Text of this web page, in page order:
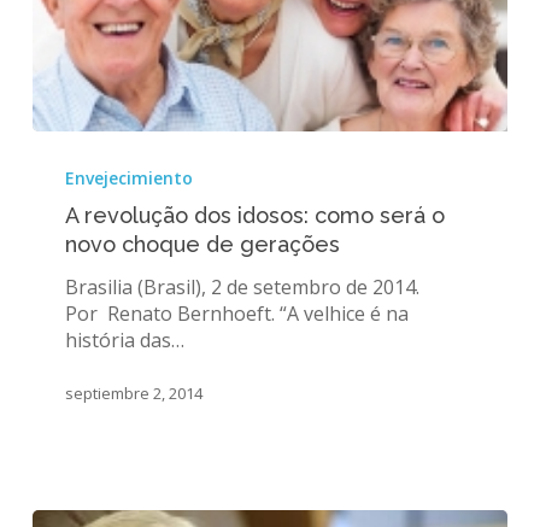
revolução
idosos:
como
será
novo
choque
gerações
Envejecimiento
A revolução dos idosos: como será o
novo choque de gerações
Brasilia (Brasil), 2 de setembro de 2014.
Por Renato Bernhoeft. “A velhice é na
história das…
septiembre 2, 2014